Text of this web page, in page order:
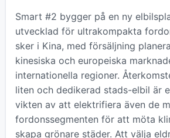
Smart #2 bygger på en ny
utvecklad för ultrakompakta
sker i Kina, med försäljning
kinesiska och europeiska
internationella regioner.
liten och dedikerad stads-elbil är
vikten av att elektrifiera även de
fordonssegmenten för att möta
skapa grönare städer. Att välja